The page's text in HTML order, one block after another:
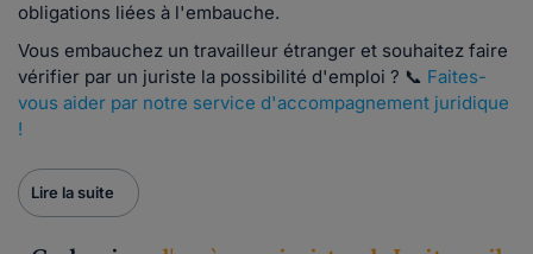
obligations liées à l'embauche.
Vous embauchez un travailleur étranger et souhaitez faire
vérifier par un juriste la possibilité d'emploi ? 📞 Faites-
vous aider par notre service d'accompagnement juridique
!
Lire la suite